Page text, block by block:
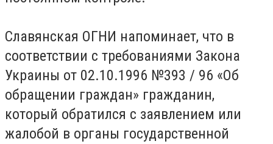
Славянская ОГНИ напоминает, что в
соответствии с требованиями Закона
Украины от 02.10.1996 №393 / 96 «Об
обращении граждан» гражданин,
который обратился с заявлением или
жалобой в органы государственной